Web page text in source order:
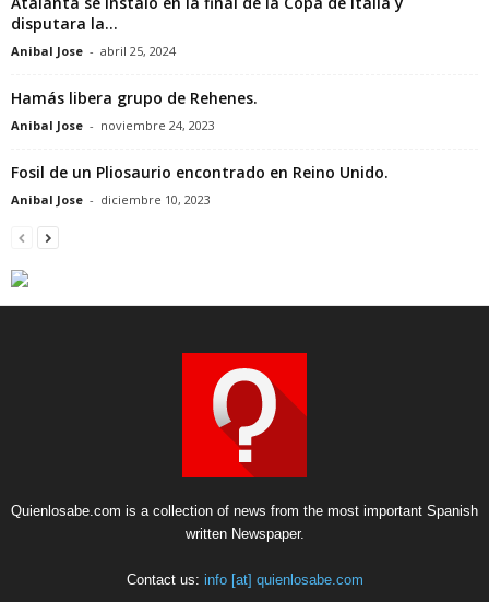
disputara la...
Anibal Jose - abril 25, 2024
Hamás libera grupo de Rehenes.
Anibal Jose - noviembre 24, 2023
Fosil de un Pliosaurio encontrado en Reino Unido.
Anibal Jose - diciembre 10, 2023
Quienlosabe.com is a collection of news from the most important Spanish
written Newspaper.
Contact us: info [at] quienlosabe.com